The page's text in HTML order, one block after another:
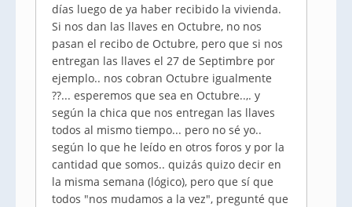
días luego de ya haber recibido la vivienda.
Si nos dan las llaves en Octubre, no nos
pasan el recibo de Octubre, pero que si nos
entregan las llaves el 27 de Septimbre por
ejemplo.. nos cobran Octubre igualmente
??... esperemos que sea en Octubre..,. y
según la chica que nos entregan las llaves
todos al mismo tiempo... pero no sé yo..
según lo que he leído en otros foros y por la
cantidad que somos.. quizás quizo decir en
la misma semana (lógico), pero que sí que
todos "nos mudamos a la vez", pregunté que